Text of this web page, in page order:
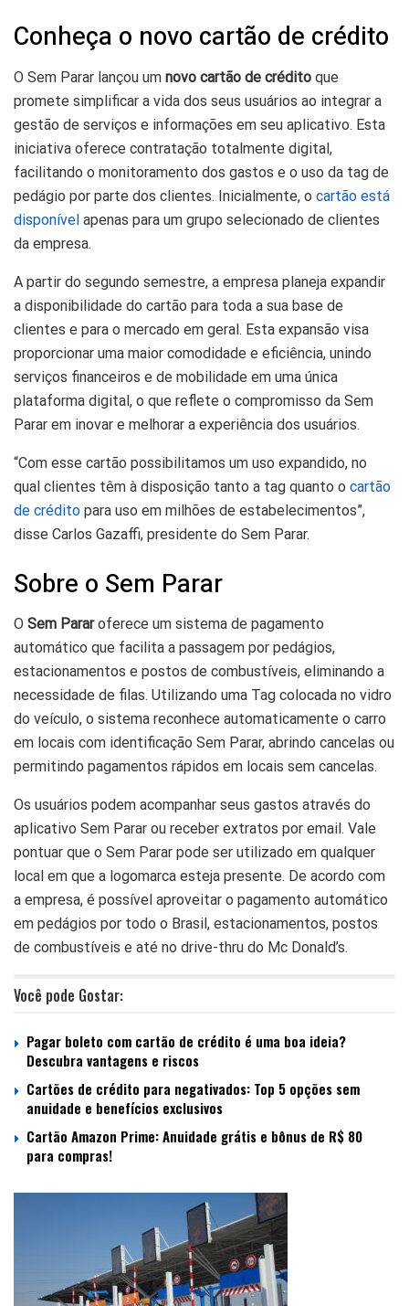
Conheça o novo cartão de crédito
O Sem Parar lançou um novo cartão de crédito que
promete simplificar a vida dos seus usuários ao integrar a
gestão de serviços e informações em seu aplicativo. Esta
iniciativa oferece contratação totalmente digital,
facilitando o monitoramento dos gastos e o uso da tag de
pedágio por parte dos clientes. Inicialmente, o cartão está
disponível apenas para um grupo selecionado de clientes
da empresa.
A partir do segundo semestre, a empresa planeja expandir
a disponibilidade do cartão para toda a sua base de
clientes e para o mercado em geral. Esta expansão visa
proporcionar uma maior comodidade e eficiência, unindo
serviços financeiros e de mobilidade em uma única
plataforma digital, o que reflete o compromisso da Sem
Parar em inovar e melhorar a experiência dos usuários.
“Com esse cartão possibilitamos um uso expandido, no
qual clientes têm à disposição tanto a tag quanto o cartão
de crédito para uso em milhões de estabelecimentos”,
disse Carlos Gazaffi, presidente do Sem Parar.
Sobre o Sem Parar
O Sem Pararoferece um sistema de pagamento
automático que facilita a passagem por pedágios,
estacionamentos e postos de combustíveis, eliminando a
necessidade de filas. Utilizando uma Tag colocada no vidro
do veículo, o sistema reconhece automaticamente o carro
em locais com identificação Sem Parar, abrindo cancelas ou
permitindo pagamentos rápidos em locais sem cancelas.
Os usuários podem acompanhar seus gastos através do
aplicativo Sem Parar ou receber extratos por email. Vale
pontuar que o Sem Parar pode ser utilizado em qualquer
local em que a logomarca esteja presente. De acordo com
a empresa, é possível aproveitar o pagamento automático
em pedágios por todo o Brasil, estacionamentos, postos
de combustíveis e até no drive-thru do Mc Donald’s.
Você pode Gostar:
Pagar boleto com cartão de crédito é uma boa ideia?
Descubra vantagens e riscos
Cartões de crédito para negativados: Top 5 opções sem
anuidade e benefícios exclusivos
Cartão Amazon Prime: Anuidade grátis e bônus de R$ 80
para compras!